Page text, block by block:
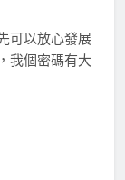
可以放心發展
我個密碼有大